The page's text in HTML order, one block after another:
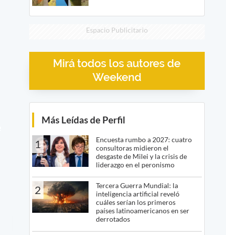
Espacio Publicitario
Mirá todos los autores de
Weekend
Más Leídas de Perfil
1
Encuesta rumbo a 2027: cuatro
consultoras midieron el
desgaste de Milei y la crisis de
liderazgo en el peronismo
2
Tercera Guerra Mundial: la
inteligencia artificial reveló
cuáles serían los primeros
países latinoamericanos en ser
derrotados